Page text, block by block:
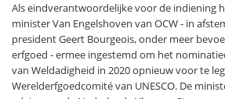
Als eindverantwoordelijke voor de indiening
minister Van Engelshoven van OCW - in
president Geert Bourgeois, onder meer
erfgoed - ermee ingestemd om het
van Weldadigheid in 2020 opnieuw voor te
Werelderfgoedcomité van UNESCO. De